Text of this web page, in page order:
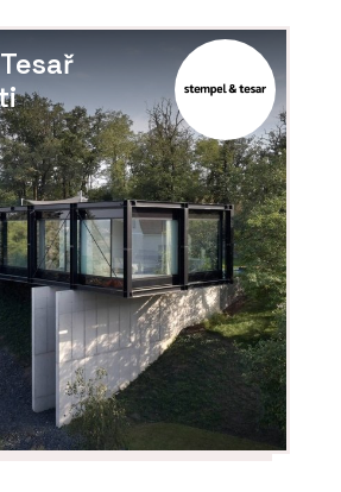
izolační deska Multipor -